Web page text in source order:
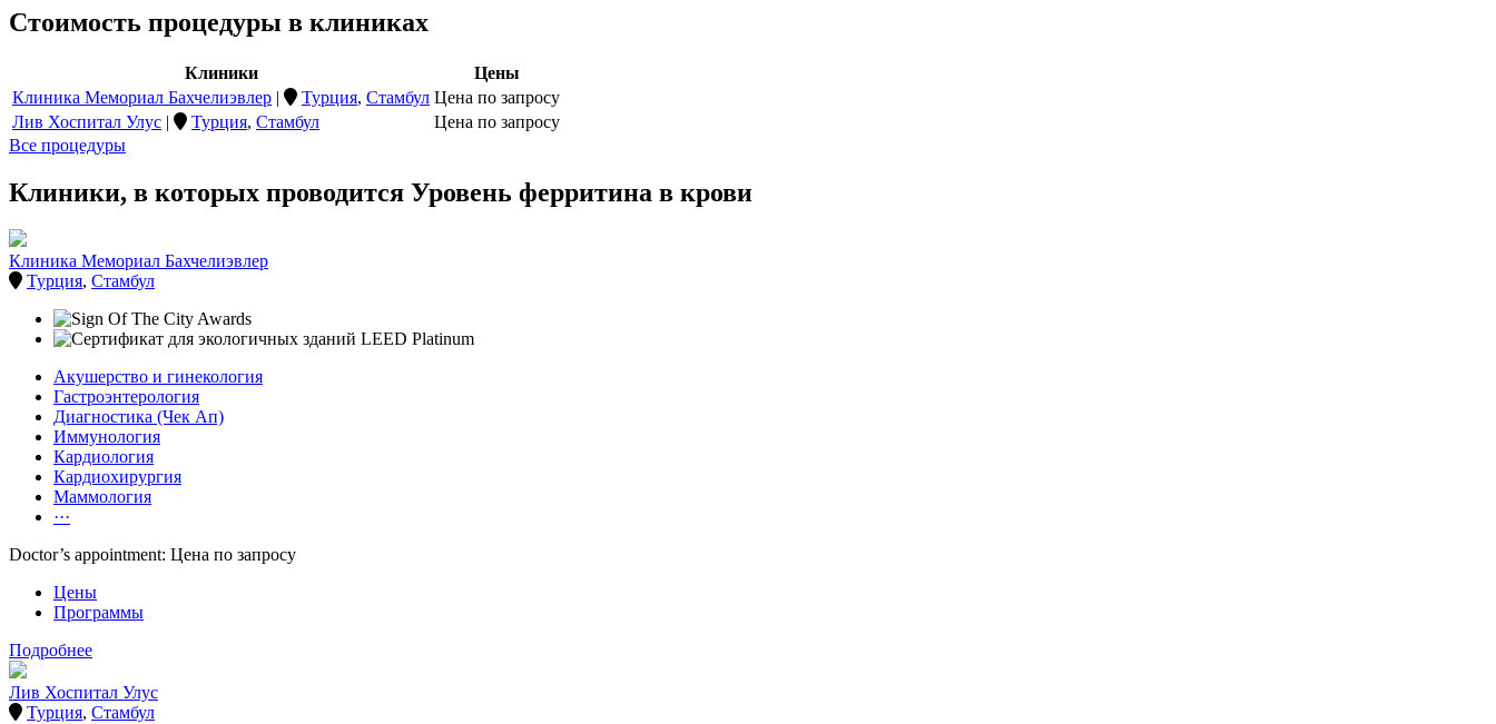
Стоимость процедуры в клиниках
Клиники
Цены
Клиника Мемориал Бахчелиэвлер | Турция, Стамбул Цена по запросу
Лив Хоспитал Улус | Турция, Стамбул
Цена по запросу
Все процедуры
Клиники, в которых проводится Уровень ферритина в крови
Клиника Мемориал Бахчелиэвлер
Турция, Стамбул
Акушерство и гинекология
Гастроэнтерология
Диагностика (Чек Ап)
Иммунология
Кардиология
Кардиохирургия
Маммология
···
Doctor’s appointment: Цена по запросу
Цены
Программы
Подробнее
Лив Хоспитал Улус
Турция, Стамбул